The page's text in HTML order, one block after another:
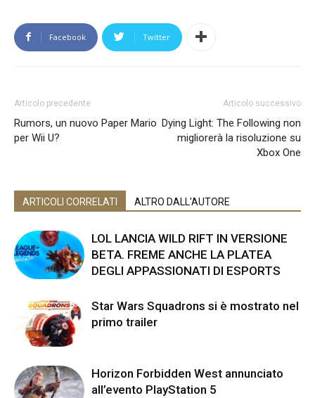
Facebook Twitter
Articolo precedente
Rumors, un nuovo Paper Mario
per Wii U?
Articolo successivo
Dying Light: The Following non
migliorerà la risoluzione su
Xbox One
ARTICOLI CORRELATI ALTRO DALL'AUTORE
LOL LANCIA WILD RIFT IN VERSIONE
BETA. FREME ANCHE LA PLATEA
DEGLI APPASSIONATI DI ESPORTS
Star Wars Squadrons si è mostrato nel
primo trailer
Horizon Forbidden West annunciato
all’evento PlayStation 5